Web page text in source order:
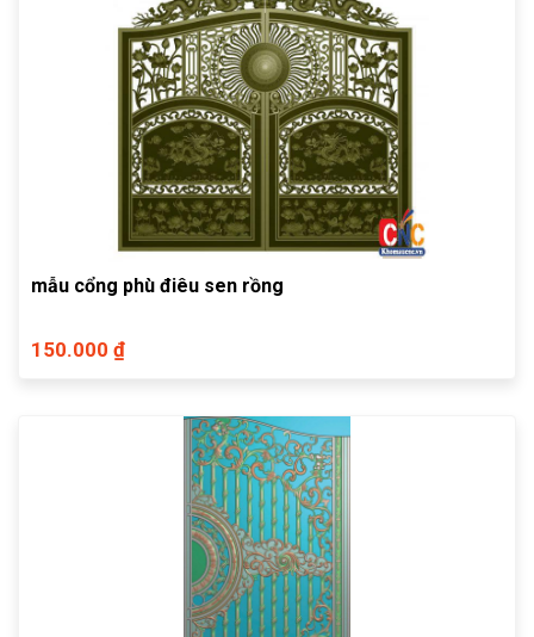
mẫu cổng phù điêu sen rồng
150.000 ₫